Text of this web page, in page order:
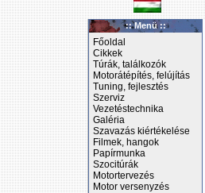
:: Menü ::
Főoldal
Cikkek
Túrák, találkozók
Motorátépítés, felújítás
Tuning, fejlesztés
Szerviz
Vezetéstechnika
Galéria
Szavazás kiértékelése
Filmek, hangok
Papírmunka
Szocitúrák
Motortervezés
Motor versenyzés